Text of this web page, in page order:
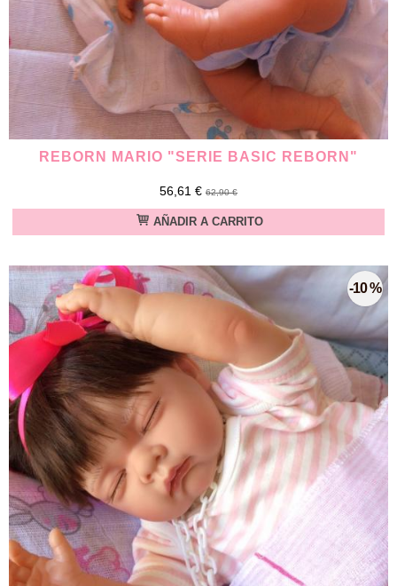
REBORN MARIO "SERIE BASIC REBORN"
56,61 € 62,90 €
AÑADIR A CARRITO
-10 %